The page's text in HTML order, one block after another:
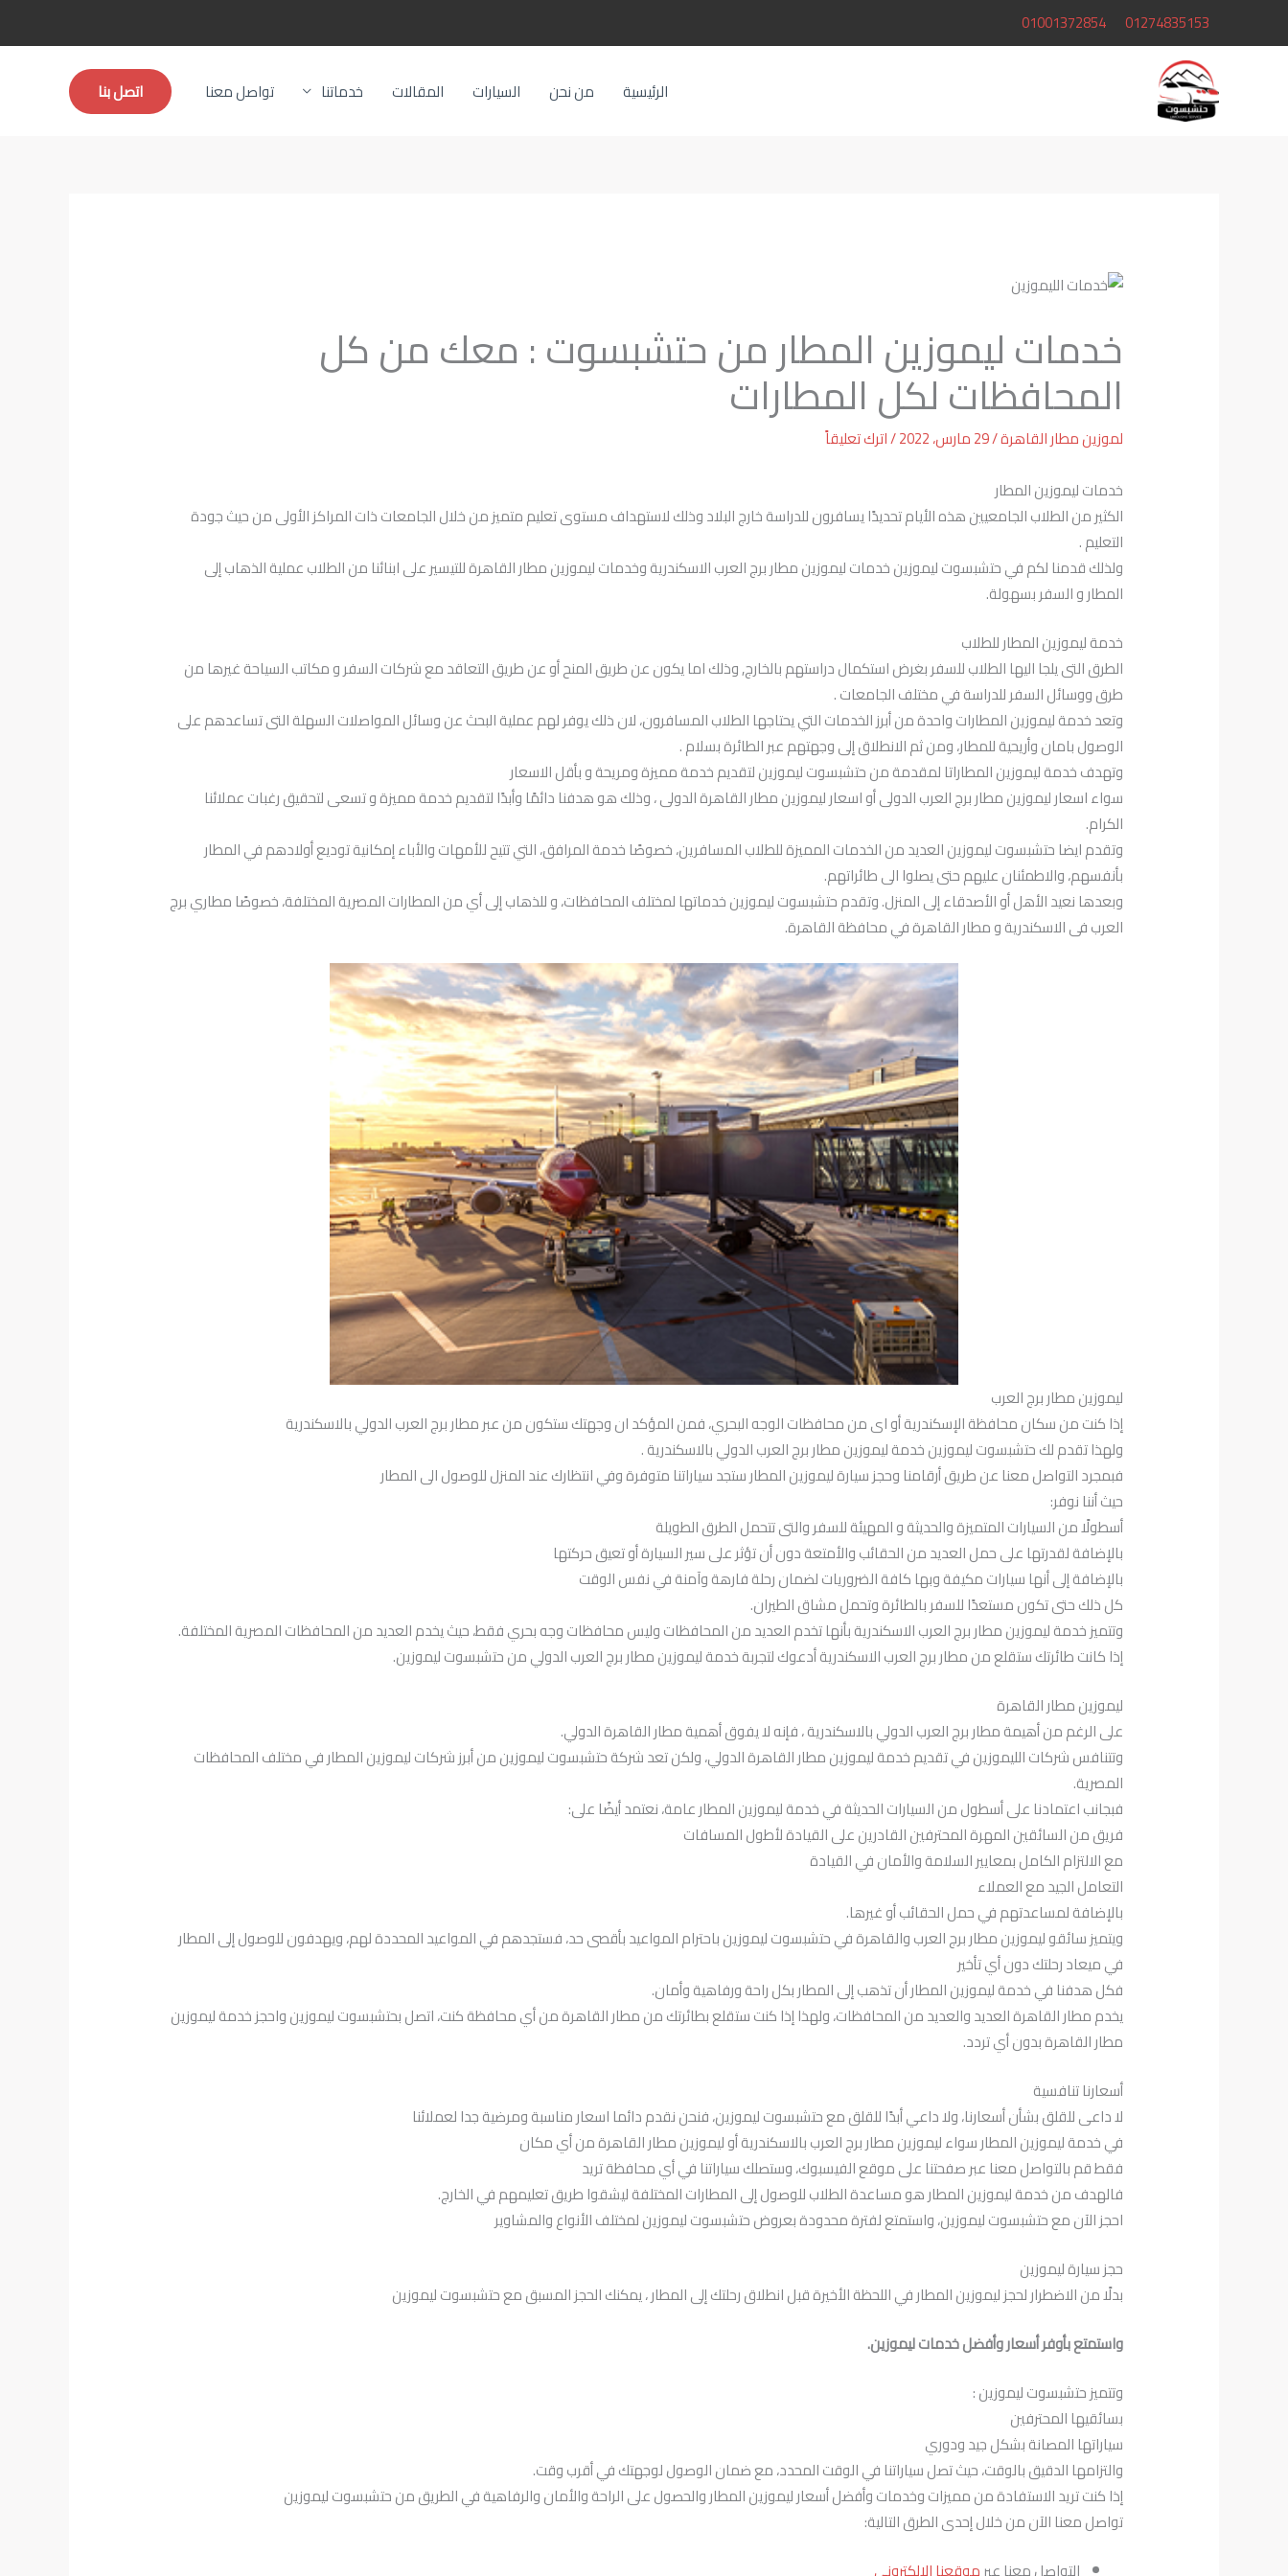
01274835153
01001372854
الرئيسية من نحن السيارات المقالات خدماتنا تواصل معنا اتصل بنا
خدمات ليموزين المطار من حتشبسوت : معك من كل
المحافظات لكل المطارات
لموزين مطار القاهرة/29 مارس، 2022 /اترك تعليقاً
خدمات ليموزين المطار
الكثير من الطلاب الجامعيين هذه الأيام تحديدًا يسافرون للدراسة خارج البلاد وذلك لاستهداف مستوى تعليم متميز من خلال الجامعات ذات المراكز الأولى من حيث جودة
التعليم .
ولذلك قدمنا لكم في حتشبسوت ليموزين خدمات ليموزين مطار برج العرب الاسكندرية وخدمات ليموزين مطار القاهرة للتيسير على ابنائنا من الطلاب عملية الذهاب إلى
المطار و السفر بسهولة.
خدمة ليموزين المطار للطلاب
الطرق التى يلجا اليها الطلاب للسفر بغرض استكمال دراستهم بالخارج, وذلك اما يكون عن طريق المنح أو عن طريق التعاقد مع شركات السفر و مكاتب السياحة غيرها من
طرق ووسائل السفر للدراسة في مختلف الجامعات .
وتعد خدمة ليموزين المطارات واحدة من أبرز الخدمات التي يحتاجها الطلاب المسافرون، لان ذلك يوفر لهم عملية البحث عن وسائل المواصلات السهلة التى تساعدهم على
الوصول بامان وأريحية للمطار، ومن ثم الانطلاق إلى وجهتهم عبر الطائرة بسلام .
وتهدف خدمة ليموزين المطاراتا لمقدمة من حتشبسوت ليموزين لتقديم خدمة مميزة ومريحة و بأقل الاسعار
سواء اسعار ليموزين مطار برج العرب الدولى أو اسعار ليموزين مطار القاهرة الدولى ، وذلك هو هدفنا دائمًا وأبدًا لتقديم خدمة مميزة و تسعى لتحقيق رغبات عملائنا
الكرام.
وتقدم ايضا حتشبسوت ليموزين العديد من الخدمات المميزة للطلاب المسافرين، خصوصًا خدمة المرافق، التي تتيح للأمهات والأباء إمكانية توديع أولادهم في المطار
بأنفسهم، والاطمئنان عليهم حتى يصلوا الى طائراتهم.
وبعدها نعيد الأهل أو الأصدقاء إلى المنزل. وتقدم حتشبسوت ليموزين خدماتها لمختلف المحافظات، و للذهاب إلى أي من المطارات المصرية المختلفة، خصوصًا مطاري برج
العرب فى الاسكندرية و مطار القاهرة في محافظة القاهرة.
ليموزين مطار برج العرب
إذا كنت من سكان محافظة الإسكندرية أو اى من محافظات الوجه البحري، فمن المؤكد ان وجهتك ستكون من عبر مطار برج العرب الدولي بالاسكندرية
ولهذا تقدم لك حتشبسوت ليموزين خدمة ليموزين مطار برج العرب الدولي بالاسكندرية .
فبمجرد التواصل معنا عن طريق أرقامنا وحجز سيارة ليموزين المطار ستجد سياراتنا متوفرة وفي انتظارك عند المنزل للوصول الى المطار
حيث أننا نوفر:
أسطولًا من السيارات المتميزة والحديثة و المهيئة للسفر والتى تتحمل الطرق الطويلة
بالإضافة لقدرتها على حمل العديد من الحقائب والأمتعة دون أن تؤثر على سير السيارة أو تعيق حركتها
بالإضافة إلى أنها سيارات مكيفة وبها كافة الضروريات لضمان رحلة فارهة وآمنة في نفس الوقت
كل ذلك حتى تكون مستعدًا للسفر بالطائرة وتحمل مشاق الطيران.
وتتميز خدمة ليموزين مطار برج العرب الاسكندرية بأنها تخدم العديد من المحافظات وليس محافظات وجه بحري فقط، حيث يخدم العديد من المحافظات المصرية المختلفة.
إذا كانت طائرتك ستقلع من مطار برج العرب الاسكندرية أدعوك لتجربة خدمة ليموزين مطار برج العرب الدولي من حتشبسوت ليموزين.
ليموزين مطار القاهرة
على الرغم من أهيمة مطار برج العرب الدولي بالاسكندرية ، فإنه لا يفوق أهمية مطار القاهرة الدولي.
وتتنافس شركات الليموزين في تقديم خدمة ليموزين مطار القاهرة الدولي، ولكن تعد شركة حتشبسوت ليموزين من أبرز شركات ليموزين المطار في مختلف المحافظات
المصرية.
فبجانب اعتمادنا على أسطول من السيارات الحديثة في خدمة ليموزين المطار عامة، نعتمد أيضًا على:
فريق من السائقين المهرة المحترفين القادرين على القيادة لأطول المسافات
مع الالتزام الكامل بمعايير السلامة والأمان في القيادة
التعامل الجيد مع العملاء
بالإضافة لمساعدتهم في حمل الحقائب أو غيرها.
ويتميز سائقو ليموزين مطار برج العرب والقاهرة في حتشبسوت ليموزين باحترام المواعيد بأقصى حد، فستجدهم في المواعيد المحددة لهم، ويهدفون للوصول إلى المطار
في ميعاد رحلتك دون أي تأخير
فكل هدفنا في خدمة ليموزين المطار أن تذهب إلى المطار بكل راحة ورفاهية وأمان.
يخدم مطار القاهرة العديد والعديد من المحافظات، ولهذا إذا كنت ستقلع بطائرتك من مطار القاهرة من أي محافظة كنت، اتصل بحتشبسوت ليموزين واحجز خدمة ليموزين
مطار القاهرة بدون أي تردد.
أسعارنا تنافسية
لا داعى للقلق بشأن أسعارنا، ولا داعي أبدًا للقلق مع حتشبسوت ليموزين، فنحن نقدم دائما اسعار مناسبة ومرضية جدا لعملائنا
في خدمة ليموزين المطار سواء ليموزين مطار برج العرب بالاسكندرية أو ليموزين مطار القاهرة من أي مكان
فقط قم بالتواصل معنا عبر صفحتنا على موقع الفيسبوك، وستصلك سياراتنا في أي محافظة تريد
فالهدف من خدمة ليموزين المطار هو مساعدة الطلاب للوصول إلى المطارات المختلفة ليشقوا طريق تعليمهم في الخارج.
احجز الآن مع حتشبسوت ليموزين، واستمتع لفترة محدودة بعروض حتشبسوت ليموزين لمختلف الأنواع والمشاوير
حجز سيارة ليموزين
بدلًا من الاضطرار لحجز ليموزين المطار في اللحظة الأخيرة قبل انطلاق رحلتك إلى المطار ، يمكنك الحجز المسبق مع حتشبسوت ليموزين
واستمتع بأوفر أسعار وأفضل خدمات ليموزين.
وتتميز حتشبسوت ليموزين :
بسائقيها المحترفين
سياراتها المصانة بشكل جيد ودوري
والتزامها الدقيق بالوقت، حيث تصل سياراتنا في الوقت المحدد، مع ضمان الوصول لوجهتك في أقرب وقت.
إذا كنت تريد الاستفادة من مميزات وخدمات وأفضل أسعار ليموزين المطار والحصول على الراحة والأمان والرفاهية في الطريق من حتشبسوت ليموزين
تواصل معنا الآن من خلال إحدى الطرق التالية: